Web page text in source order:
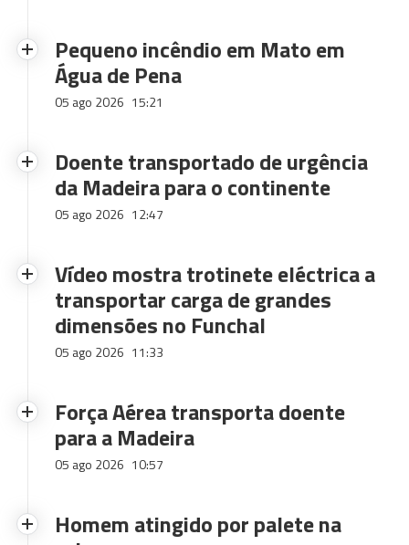
Pequeno incêndio em Mato em
Água de Pena
05 ago 2026 15:21
Doente transportado de urgência
da Madeira para o continente
05 ago 2026 12:47
Vídeo mostra trotinete eléctrica a
transportar carga de grandes
dimensões no Funchal
05 ago 2026 11:33
Força Aérea transporta doente
para a Madeira
05 ago 2026 10:57
Homem atingido por palete na